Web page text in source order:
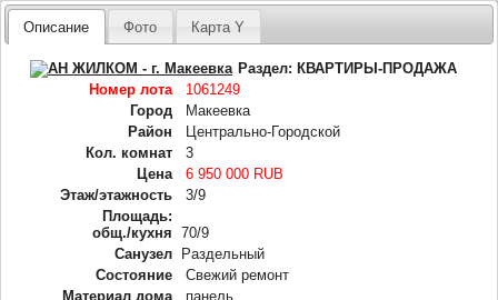
Описание Фото Карта Y
Раздел:КВАРТИРЫ-ПРОДАЖА
Номер лота
1061249
Город
Макеевка
Район
Центрально-Городской
Кол. комнат
3
Цена
6 950 000 RUB
Этаж/этажность
3/9
Площадь:
общ./кухня
70/9
Санузел Раздельный
Состояние
Свежий ремонт
Материал дома
панель